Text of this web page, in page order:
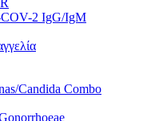
COV-2 IgG/IgM
Candida Combo